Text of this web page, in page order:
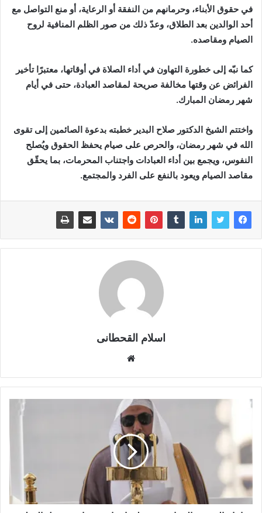
في حقوق الأبناء، وحرمانهم من النفقة أو الرعاية، أو منع التواصل مع
أحد الوالدين بعد الطلاق، وعدّ ذلك من صور الظلم المنافية لروح
الصيام ومقاصده.
كما نبّه إلى خطورة التهاون في أداء الصلاة في أوقاتها، معتبرًا تأخير
الفرائض عن وقتها مخالفة صريحة لمقاصد العبادة، حتى في أيام
شهر رمضان المبارك.
واختتم الشيخ الدكتور صلاح البدير خطبته بدعوة الصائمين إلى تقوى
الله في شهر رمضان، والحرص على صيام يحفظ الحقوق ويُصلح
النفوس، ويجمع بين أداء العبادات واجتناب المحرمات، بما يحقّق
مقاصد الصيام ويعود بالنفع على الفرد والمجتمع.
اسلام القحطانى
ق
ع
ا
ل
و
ب